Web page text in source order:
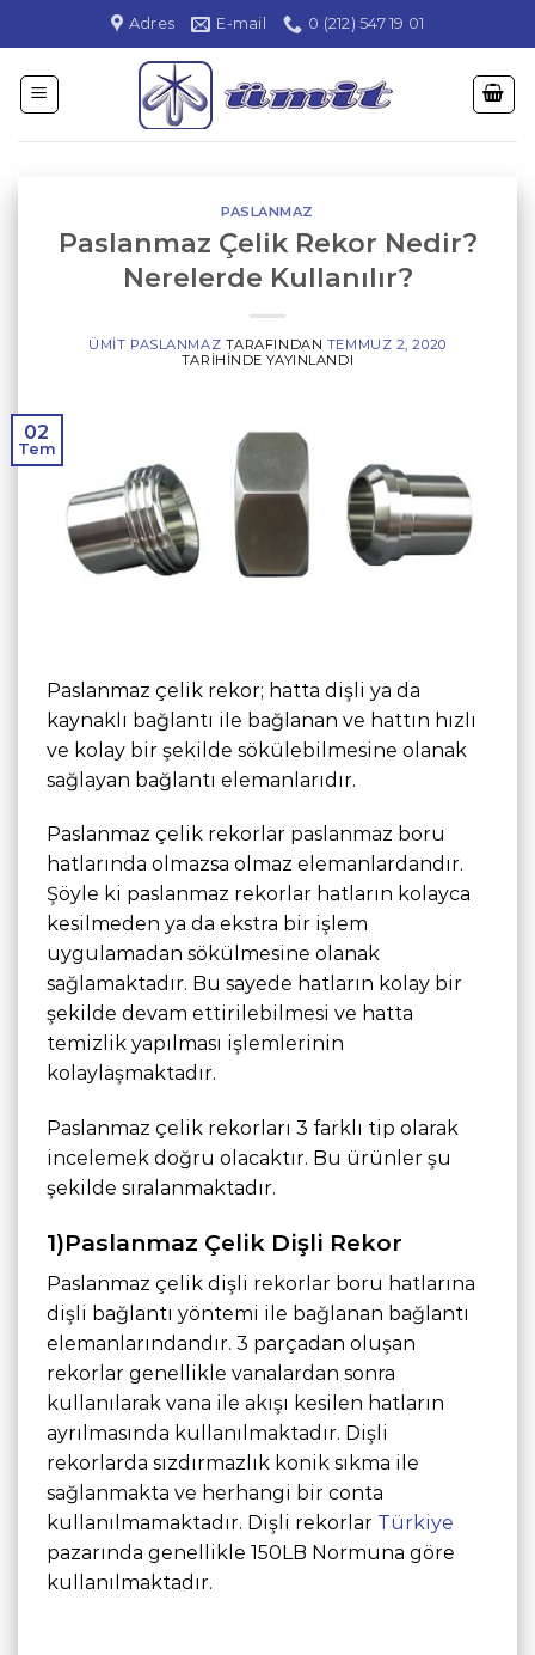
atla
Adres E-mail 0 (212) 547 19 01
PASLANMAZ
Paslanmaz Çelik Rekor Nedir?
Nerelerde Kullanılır?
ÜMIT PASLANMAZ TARAFINDAN TEMMUZ 2, 2020
TARIHINDE YAYINLANDI
02
Tem
Paslanmaz çelik rekor; hatta dişli ya da
kaynaklı bağlantı ile bağlanan ve hattın hızlı
ve kolay bir şekilde sökülebilmesine olanak
sağlayan bağlantı elemanlarıdır.
Paslanmaz çelik rekorlar paslanmaz boru
hatlarında olmazsa olmaz elemanlardandır.
Şöyle ki paslanmaz rekorlar hatların kolayca
kesilmeden ya da ekstra bir işlem
uygulamadan sökülmesine olanak
sağlamaktadır. Bu sayede hatların kolay bir
şekilde devam ettirilebilmesi ve hatta
temizlik yapılması işlemlerinin
kolaylaşmaktadır.
Paslanmaz çelik rekorları 3 farklı tip olarak
incelemek doğru olacaktır. Bu ürünler şu
şekilde sıralanmaktadır.
1)Paslanmaz Çelik Dişli Rekor
Paslanmaz çelik dişli rekorlar boru hatlarına
dişli bağlantı yöntemi ile bağlanan bağlantı
elemanlarındandır. 3 parçadan oluşan
rekorlar genellikle vanalardan sonra
kullanılarak vana ile akışı kesilen hatların
ayrılmasında kullanılmaktadır. Dişli
rekorlarda sızdırmazlık konik sıkma ile
sağlanmakta ve herhangi bir conta
kullanılmamaktadır. Dişli rekorlar Türkiye
pazarında genellikle 150LB Normuna göre
kullanılmaktadır.